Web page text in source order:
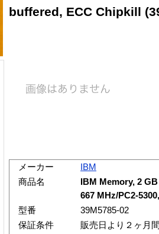
buffered, ECC Chipkill
メーカー
IBM
商品名
IBM Memory, 2
667 MHz/PC2-
型番
39M5785-02
保証条件
販売日より２ヶ月